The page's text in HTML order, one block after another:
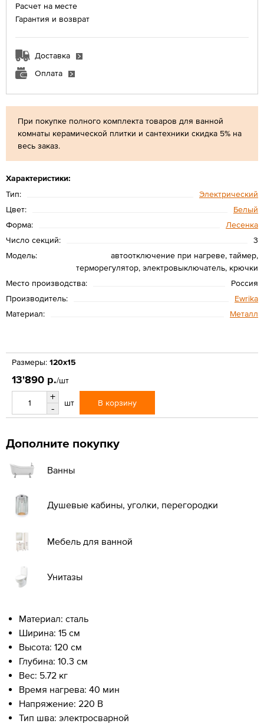
При покупке полного комплекта товаров для ванной
комнаты керамической плитки и сантехники скидка 5% на
весь заказ.
Характеристики:
Тип:
Электрический
Цвет:
Белый
Форма:
Лесенка
Число секций:
3
Модель:
автоотключение при нагреве, таймер,
терморегулятор, электровыключатель, крючки
Место производства:
Россия
Производитель:
Ewrika
Материал:
Металл
Расчет на месте
Гарантия и возврат
Доставка
Оплата
Размеры: 120x15
13'890 р./шт
+
-
шт В корзину
Дополните покупку
Ванны
Душевые кабины, уголки, перегородки
Мебель для ванной
Унитазы
Материал: сталь
Ширина: 15 см
Высота: 120 см
Глубина: 10.3 см
Вес: 5.72 кг
Время нагрева: 40 мин
Напряжение: 220 В
Тип шва: электросварной